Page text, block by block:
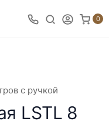
0
с ручкой
LSTL 8